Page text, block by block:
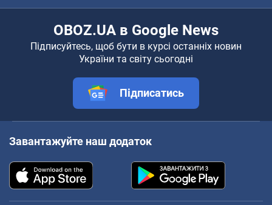
OBOZ.UA в Google News
Підписуйтесь, щоб бути в курсі останніх новин
України та світу сьогодні
Підписатись
Завантажуйте наш додаток